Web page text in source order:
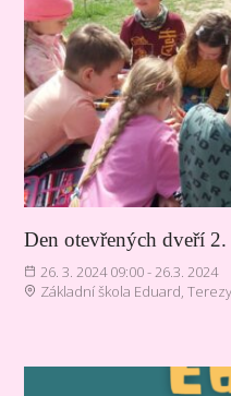
Den otevřených dveří 2.
26. 3. 2024 09:00 - 26.3. 2024
Základní škola Eduard,